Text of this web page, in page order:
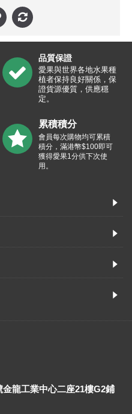
品質保證
愛果與世界各地水果種
植者保持良好關係，保
證貨源優質，供應穩
定。
累積積分
會員每次購物均可累積
積分，滿港幣$100即可
獲得愛果1分供下次使
用。
龍工業中心二座21樓G2鋪